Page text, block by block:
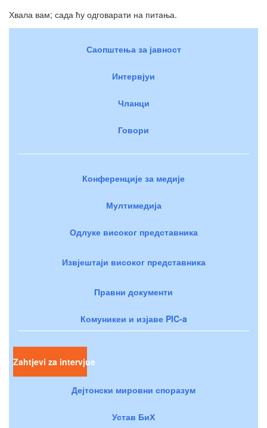
Хвала вам; сада ћу одговарати на питања.
Саопштења за јавност
Интервјуи
Чланци
Говори
Конференције за медије
Мултимедија
Одлуке високог представника
Извјештаји високог представника
Правни документи
Комуникеи и изјаве PIC-a
Zahtjevi za intervjue
Дејтонски мировни споразум
Устав БиХ